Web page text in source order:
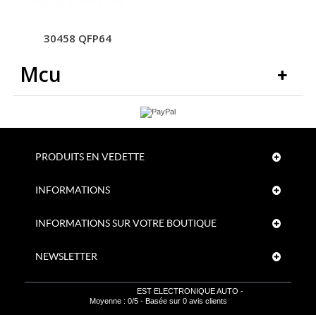
30458 QFP64
Mcu
PRODUITS EN VEDETTE
INFORMATIONS
INFORMATIONS SUR VOTRE BOUTIQUE
NEWSLETTER
EST ELECTRONIQUE AUTO -
Moyenne : 0/5- Basée sur 0avis clients